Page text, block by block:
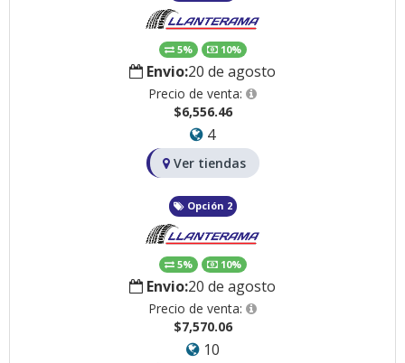
5% 10%
Envio:20 de agosto
Precio de venta:
$6,556.46
4
Ver tiendas
Opción 2
5% 10%
Envio:20 de agosto
Precio de venta:
$7,570.06
10